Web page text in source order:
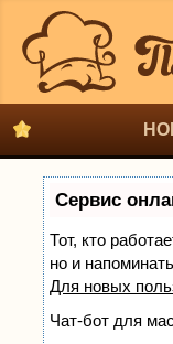
Сервис
Тот, кто
но и
Для новых
Чат-бот для